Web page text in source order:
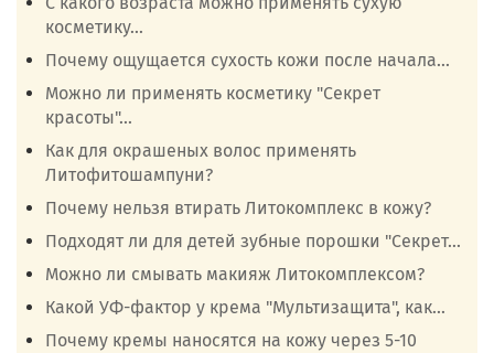
косметику...
Почему ощущается сухость кожи после начала...
Можно ли применять косметику "Секрет
красоты"...
Как для окрашеных волос применять
Литофитошампуни?
Почему нельзя втирать Литокомплекс в кожу?
Подходят ли для детей зубные порошки "Секрет...
Можно ли смывать макияж Литокомплексом?
Какой УФ-фактор у крема "Мультизащита", как...
Почему кремы наносятся на кожу через 5-10